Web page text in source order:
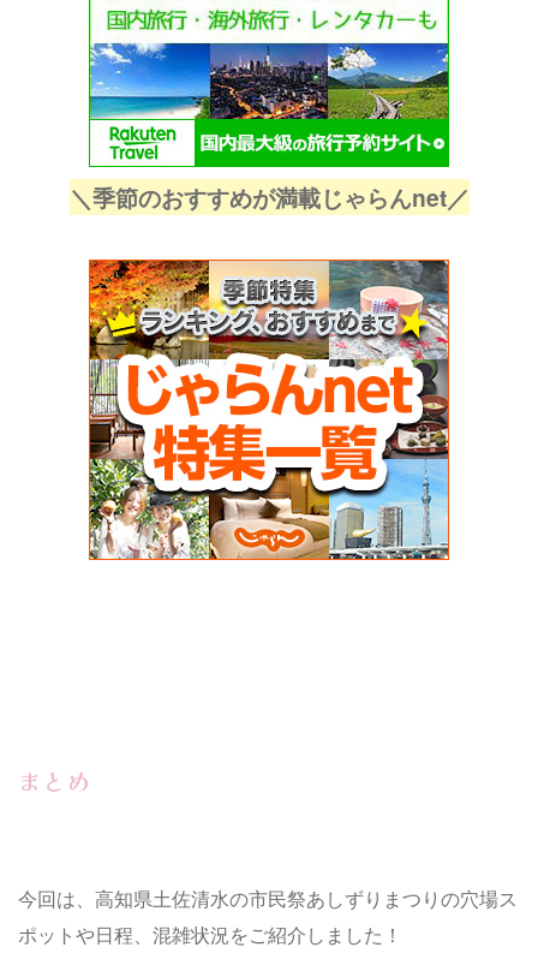
＼季節のおすすめが満載じゃらんnet／
まとめ
今回は、高知県土佐清水の市民祭あしずりまつりの穴場ス
ポットや日程、混雑状況をご紹介しました！